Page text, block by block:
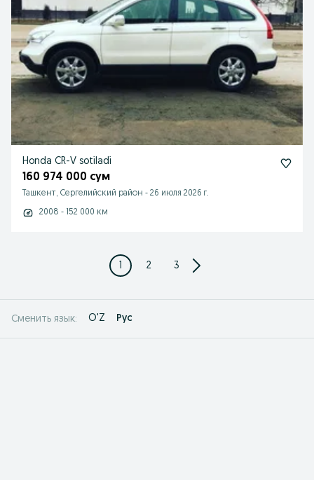
Honda CR-V sotiladi
160 974 000 сум
Ташкент, Сергелийский район - 26 июля 2026 г.
2008 - 152 000 км
1 2 3
Сменить язык: O'Z Рус